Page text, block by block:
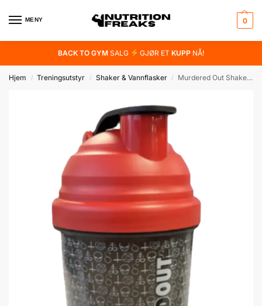
MENY 0
BACK TO GYMSALG GJØR ET KUPP NÅ!
Hjem / Treningsutstyr / Shaker & Vannflasker / Murdered Out Shakermate – 600ml Sort/Rød